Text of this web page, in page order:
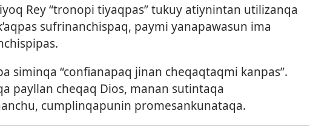
Rey “tronopi tiyaqpas” tukuy atiynintan utilizanqa
sufrinanchispaq, paymi yanapawasun ima
siminqa “confianapaq jinan cheqaqtaqmi kanpas”.
payllan cheqaq Dios, manan sutintaqa
cumplinqapunin promesankunataqa.